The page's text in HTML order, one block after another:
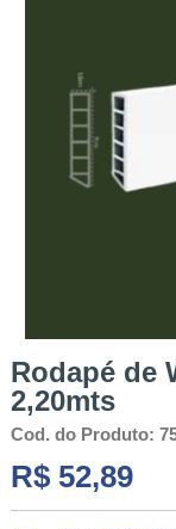
Rodapé de
2,20mts
Cod. do Produto:
R$ 52,89